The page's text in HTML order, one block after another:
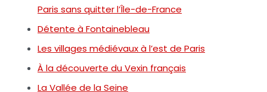
Paris sans quitter l’Île-de-France
Détente à Fontainebleau
Les villages médiévaux à l’est de Paris
À la découverte du Vexin français
La Vallée de la Seine